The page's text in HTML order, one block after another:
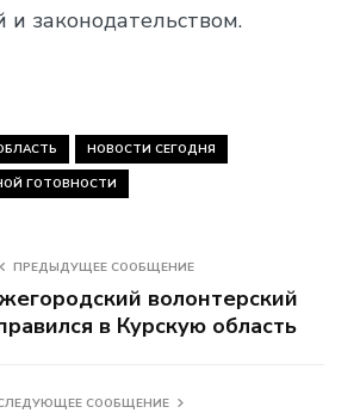
и законодательством.
НОВОСТИ СЕГОДНЯ
ГОТОВНОСТИ
ПРЕДЫДУЩЕЕ СООБЩЕНИЕ
волонтерский
в Курскую область
СООБЩЕНИЕ